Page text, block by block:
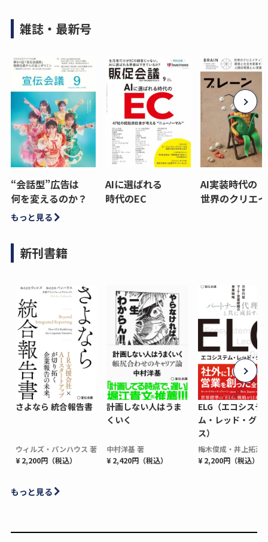
雑誌・最新号
“会話型”広告は
何を変えるのか？
AIに選ばれる
時代のEC
AI実装時代の
世界のクリエ
もっと見る
新刊書籍
さよなら 統合報告書
ウィルズ・パンハウス 著
¥ 2,200円（税込）
計画しない人はうま
くいく
中村洋基 著
¥ 2,420円（税込）
ELG（エコシステ
ム・レッド・グロ
ス）
梅木俊成・井上拓海
¥ 2,200円（税込）
もっと見る